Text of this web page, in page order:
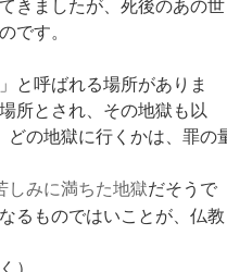
きましたが、死後のあの世
です。
と呼ばれる場所がありま
所とされ、その地獄も以
の地獄に行くかは、罪の
しみに満ちた地獄だそうで
るものではいことが、仏教